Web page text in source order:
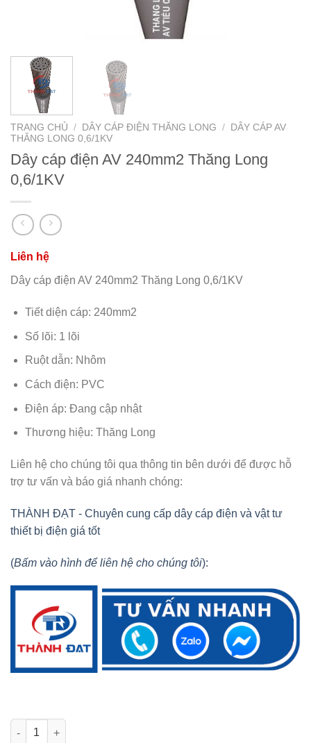
TRANG CHỦ / DÂY CÁP ĐIỆN THĂNG LONG /
DÂY CÁP AV
THĂNG LONG 0,6/1KV
Dây cáp điện AV 240mm2 Thăng Long
0,6/1KV
Dây cáp điện AV 240mm2 Thăng Long 0,6/1KV
Tiết diện cáp: 240mm2
Số lõi: 1 lõi
Ruột dẫn: Nhôm
Cách điện: PVC
Điện áp: Đang cập nhật
Thương hiệu: Thăng Long
Liên hệ cho chúng tôi qua thông tin bên dưới để được hỗ
trợ tư vấn và báo giá nhanh chóng:
THÀNH ĐẠT - Chuyên cung cấp dây cáp điện và vật tư
thiết bị điện giá tốt
(Bấm vào hình để liên hệ cho chúng tôi):
Dây cáp điện AV 240mm2 Thăng Long 0,6/1KV số lượng